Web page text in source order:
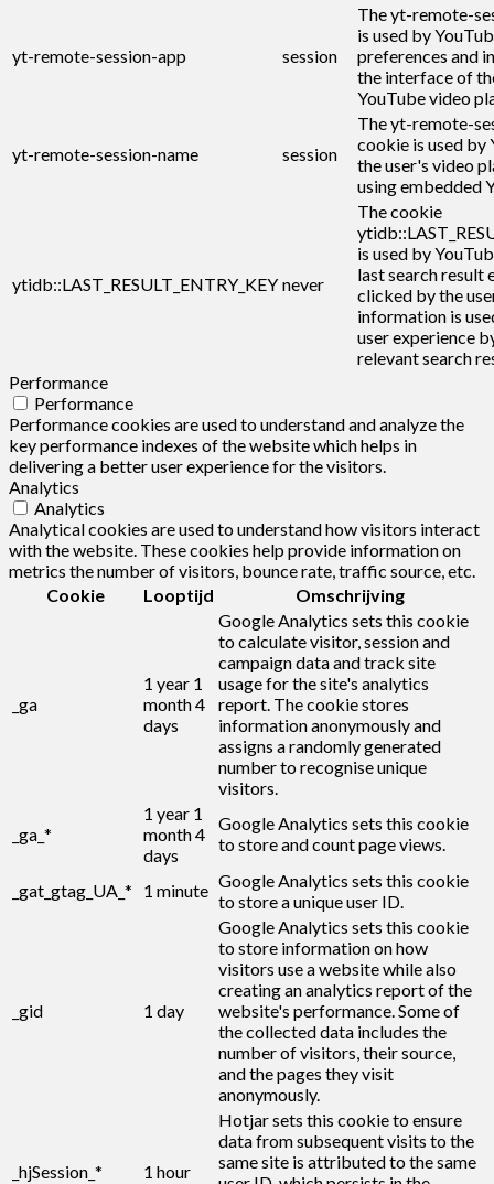
yt-remote-session-app session
The yt-remote-
is used by
preferences and
the interface of
YouTube video
yt-remote-session-name session
The yt-remote-
cookie is used by
the user's video
using embedded
ytidb::LAST_RESULT_ENTRY_KEY never
The cookie
is used by
last search result
clicked by the
information is
user experience
relevant search
Performance
Performance
Performance cookies are used to understand and analyze the
key performance indexes of the website which helps in
delivering a better user experience for the visitors.
Analytics
Analytics
Analytical cookies are used to understand how visitors interact
with the website. These cookies help provide information on
metrics the number of visitors, bounce rate, traffic source, etc.
Cookie
Looptijd Omschrijving
_ga
1 year 1
month 4
days
Google Analytics sets this cookie
to calculate visitor, session and
campaign data and track site
usage for the site's analytics
report. The cookie stores
information anonymously and
assigns a randomly generated
number to recognise unique
visitors.
_ga_*
1 year 1
month 4
days
Google Analytics sets this cookie
to store and count page views.
_gat_gtag_UA_* 1 minute Google Analytics sets this cookie
to store a unique user ID.
_gid 1 day
Google Analytics sets this cookie
to store information on how
visitors use a website while also
creating an analytics report of the
website's performance. Some of
the collected data includes the
number of visitors, their source,
and the pages they visit
anonymously.
_hjSession_* 1 hour
Hotjar sets this cookie to ensure
data from subsequent visits to the
same site is attributed to the same